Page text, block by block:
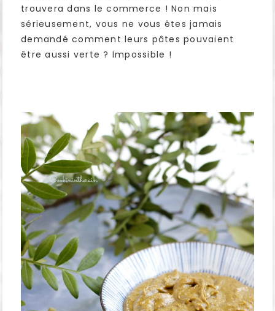
trouvera dans le commerce ! Non mais
sérieusement, vous ne vous êtes jamais
demandé comment leurs pâtes pouvaient
être aussi verte ? Impossible !